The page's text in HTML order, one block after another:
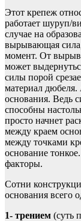
Этот крепеж
работает шуруп/
случае на
вырывающая
момент. От
может
силы порой
материал дюбеля.
основания. Ведь
способны
просто начнет
между краем
между точками
основание
факторы.
Сотни
основания всего
1- трением (суть